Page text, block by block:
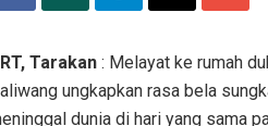
Tarakan : Melayat ke rumah
ungkapkan rasa bela
dunia di hari yang sama